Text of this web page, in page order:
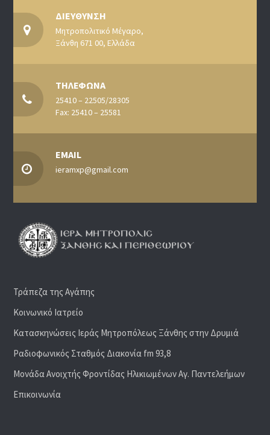
ΔΙΕΥΘΥΝΣΗ
Μητροπολιτικό Μέγαρο,
Ξάνθη 671 00, Ελλάδα
ΤΗΛΕΦΩΝΑ
25410 – 22505/28305
Fax: 25410 – 25581
EMAIL
ieramxp@gmail.com
Τράπεζα της Αγάπης
Κοινωνικό Ιατρείο
Κατασκηνώσεις Ιεράς Μητροπόλεως Ξάνθης στην Δρυμιά
Ραδιoφωνικός Σταθμός Διακονία fm 93,8
Μονάδα Ανοιχτής Φροντίδας Ηλικιωμένων Αγ. Παντελεήμων
Επικοινωνία